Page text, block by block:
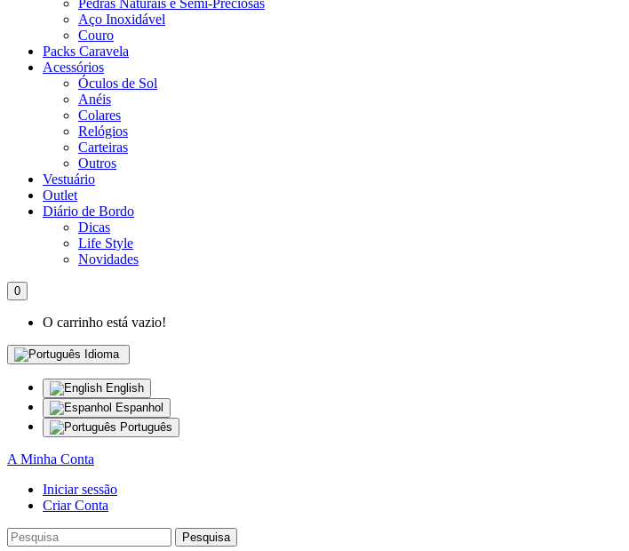
Pedras Naturais e Semi-Preciosas
Aço Inoxidável
Couro
Packs Caravela
Acessórios
Óculos de Sol
Anéis
Colares
Relógios
Carteiras
Outros
Vestuário
Outlet
Diário de Bordo
Dicas
Life Style
Novidades
0
O carrinho está vazio!
Idioma
English
Espanhol
Português
A Minha Conta
Iniciar sessão
Criar Conta
Pesquisa